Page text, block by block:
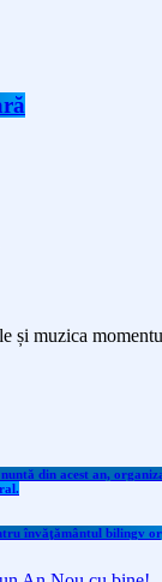
și muzica
nuntă din acest an,
învăţământul bilingv